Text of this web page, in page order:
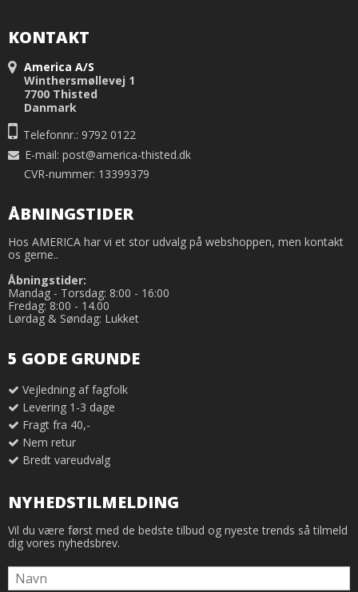
KONTAKT
America A/S
Winthersmøllevej 1
7700 Thisted
Danmark
Telefonnr.: 9792 0122
E-mail: post@america-thisted.dk
CVR-nummer: 13399379
ÅBNINGSTIDER
Hos AMERICA har vi et stor udvalg på webshoppen, men kontakt
os gerne..
Åbningstider:
Mandag - Torsdag: 8:00 - 16:00
Fredag: 8:00 - 14.00
Lørdag & Søndag: Lukket
5 GODE GRUNDE
Vejledning af fagfolk
Levering 1-3 dage
Fragt fra 40,-
Nem retur
Bredt vareudvalg
NYHEDSTILMELDING
Vil du være først med de bedste tilbud og nyeste trends så tilmeld
dig vores nyhedsbrev.